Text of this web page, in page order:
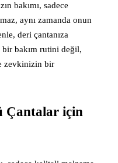
bakımı, sadece
aynı zamanda onun
deri çantanıza
bakım rutini değil,
zevkinizin bir
Çantalar için